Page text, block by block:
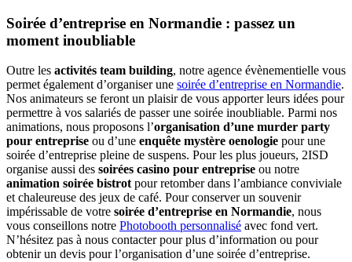
Soirée d’entreprise en Normandie : passez un
moment inoubliable
Outre les activités team building, notre agence évènementielle vous
permet également d’organiser une soirée d’entreprise en Normandie.
Nos animateurs se feront un plaisir de vous apporter leurs idées pour
permettre à vos salariés de passer une soirée inoubliable. Parmi nos
animations, nous proposons l’organisation d’une murder party
pour entreprise ou d’une enquête mystère oenologie pour une
soirée d’entreprise pleine de suspens. Pour les plus joueurs, 2ISD
organise aussi des soirées casino pour entreprise ou notre
animation soirée bistrot pour retomber dans l’ambiance conviviale
et chaleureuse des jeux de café. Pour conserver un souvenir
impérissable de votre soirée d’entreprise en Normandie, nous
vous conseillons notre Photobooth personnalisé avec fond vert.
N’hésitez pas à nous contacter pour plus d’information ou pour
obtenir un devis pour l’organisation d’une soirée d’entreprise.